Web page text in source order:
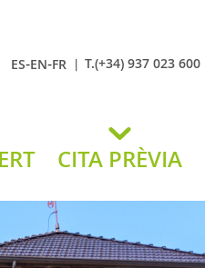
ES-EN-FR T.(+34) 937 023 600
CITA PRÈVIA